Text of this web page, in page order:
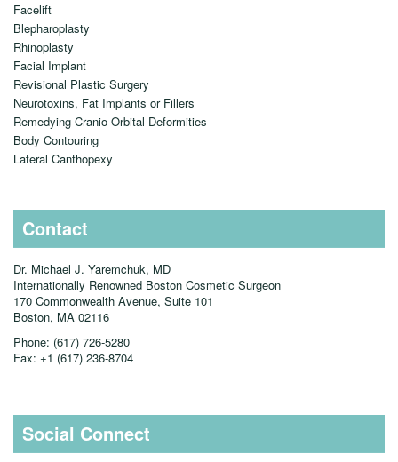
Facelift
Blepharoplasty
Rhinoplasty
Facial Implant
Revisional Plastic Surgery
Neurotoxins, Fat Implants or Fillers
Remedying Cranio-Orbital Deformities
Body Contouring
Lateral Canthopexy
Contact
Dr. Michael J. Yaremchuk, MD
Internationally Renowned Boston Cosmetic Surgeon
170 Commonwealth Avenue, Suite 101
Boston, MA 02116
Phone: (617) 726-5280
Fax: +1 (617) 236-8704
Social Connect